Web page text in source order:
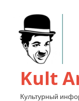
Kult
Культурный